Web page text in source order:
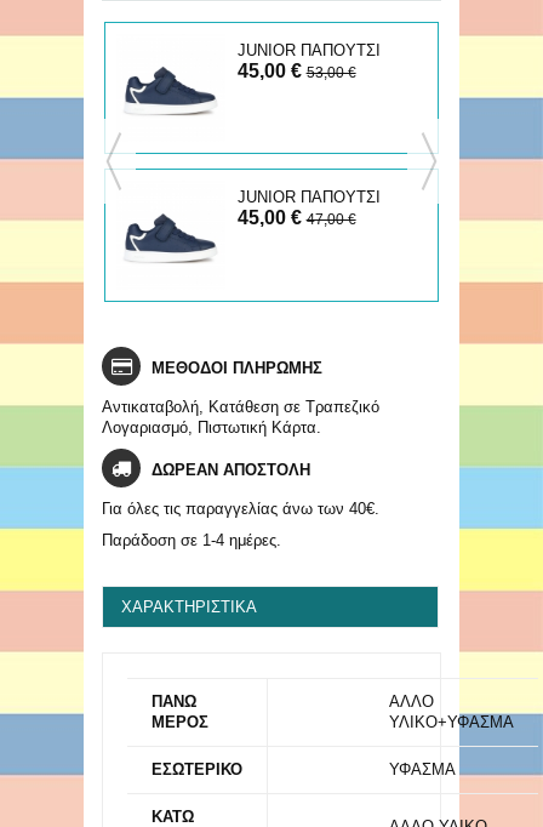
JUNIOR ΠΑΠΟΥΤΣΙ
ECLYPER
45,00 €53,00 €
JUNIOR ΠΑΠΟΥΤΣΙ
ECLYPER
45,00 €47,00 €
ΜΕΘΟΔΟΙ ΠΛΗΡΩΜΗΣ
Αντικαταβολή, Κατάθεση σε Τραπεζικό
Λογαριασμό, Πιστωτική Κάρτα.
ΔΩΡΕΑΝ ΑΠΟΣΤΟΛΗ
Για όλες τις παραγγελίας άνω των 40€.
Παράδοση σε 1-4 ημέρες.
ΧΑΡΑΚΤΗΡΙΣΤΙΚΆ
ΠΑΝΩ
ΜΕΡΟΣ
ΑΛΛΟ
ΥΛΙΚΟ+ΥΦΑΣΜΑ
ΕΣΩΤΕΡΙΚΟ ΥΦΑΣΜΑ
ΚΑΤΩ